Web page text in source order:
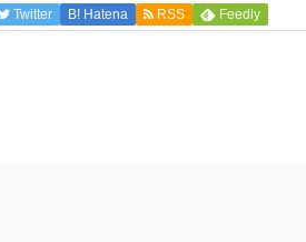
Twitter B! Hatena RSS Feedly